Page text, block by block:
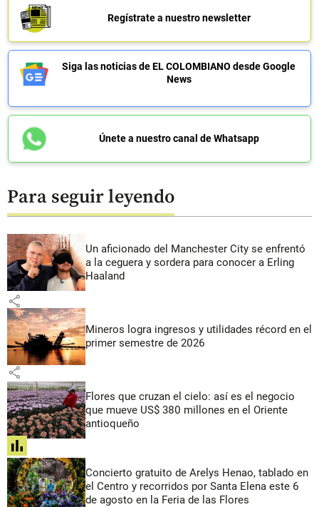
Regístrate a nuestro newsletter
Siga las noticias de EL COLOMBIANO desde Google
News
Únete a nuestro canal de Whatsapp
Para seguir leyendo
Un aficionado del Manchester City se enfrentó
a la ceguera y sordera para conocer a Erling
Haaland
share
Mineros logra ingresos y utilidades récord en el
primer semestre de 2026
share
Flores que cruzan el cielo: así es el negocio
que mueve US$ 380 millones en el Oriente
antioqueño
share
Concierto gratuito de Arelys Henao, tablado en
el Centro y recorridos por Santa Elena este 6
de agosto en la Feria de las Flores